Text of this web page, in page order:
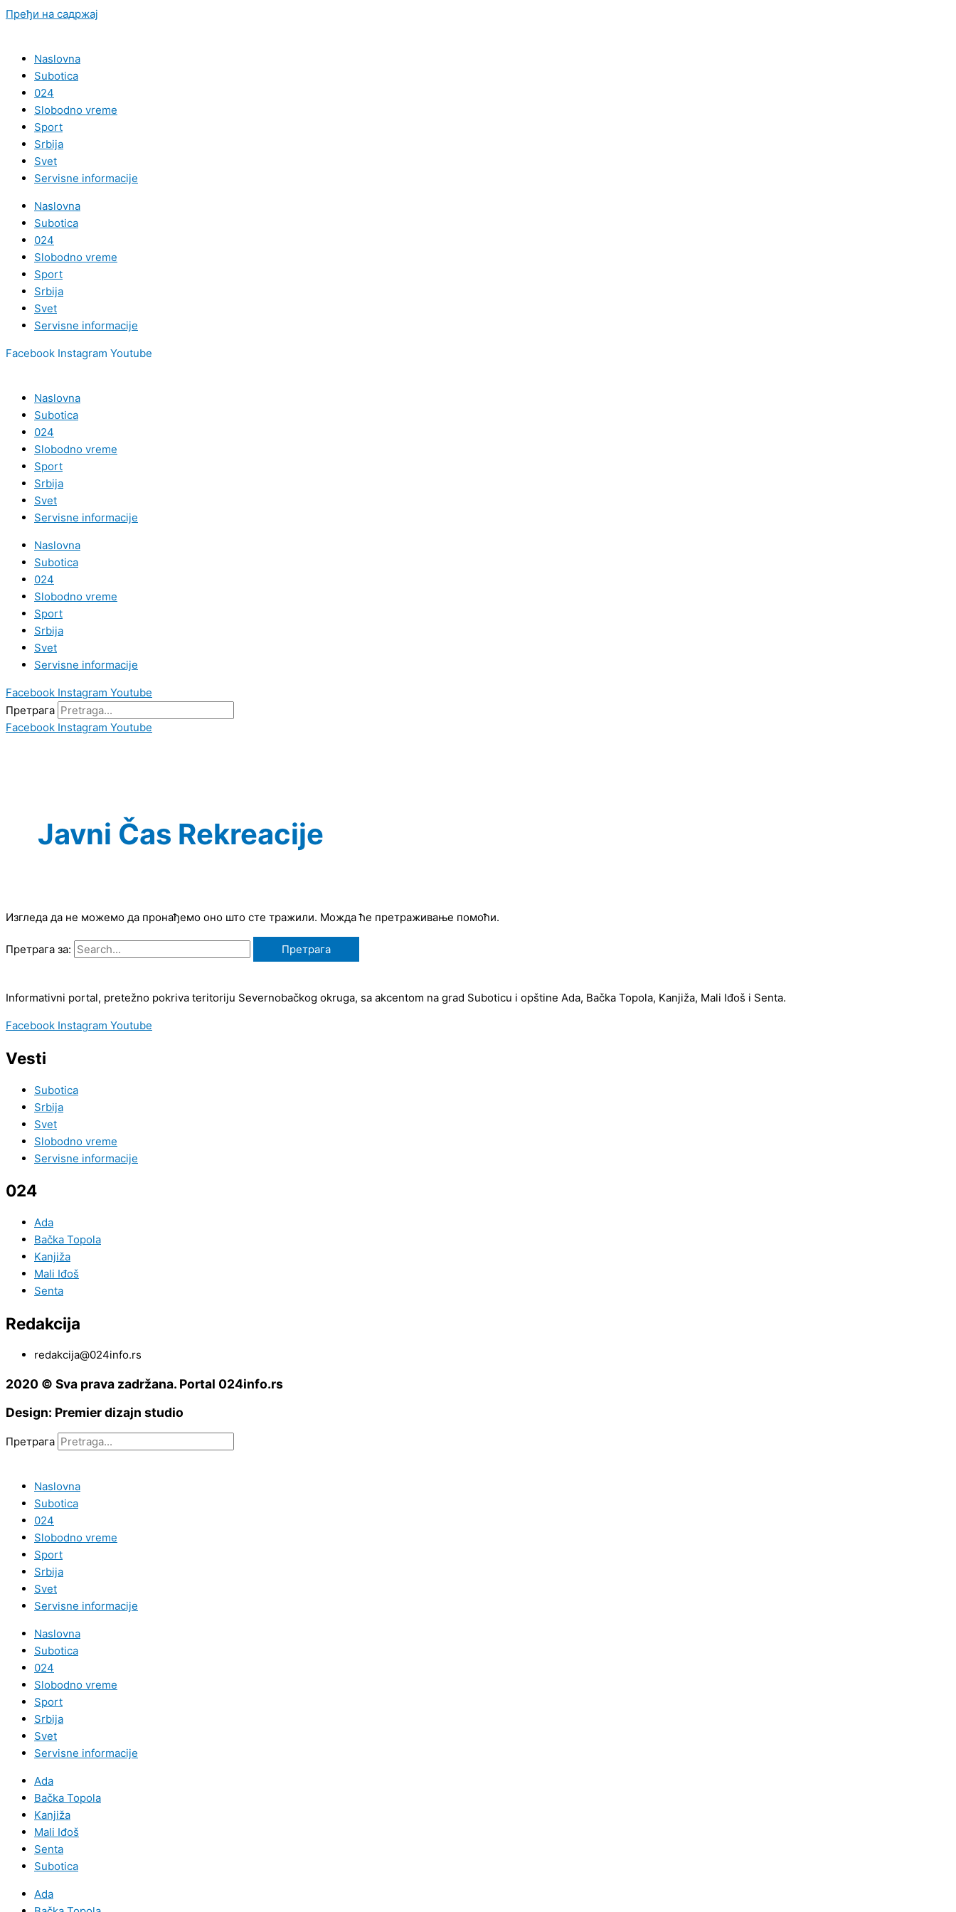
Пређи на садржај
Naslovna
Subotica
024
Slobodno vreme
Sport
Srbija
Svet
Servisne informacije
Naslovna
Subotica
024
Slobodno vreme
Sport
Srbija
Svet
Servisne informacije
Facebook Instagram Youtube
Naslovna
Subotica
024
Slobodno vreme
Sport
Srbija
Svet
Servisne informacije
Naslovna
Subotica
024
Slobodno vreme
Sport
Srbija
Svet
Servisne informacije
Facebook Instagram Youtube
Претрага
Facebook Instagram Youtube
Javni Čas Rekreacije
Изгледа да не можемо да пронађемо оно што сте тражили. Можда ће претраживање помоћи.
Претрага за:
Informativni portal, pretežno pokriva teritoriju Severnobačkog okruga, sa akcentom na grad Suboticu i opštine Ada, Bačka Topola, Kanjiža, Mali Iđoš i Senta.
Facebook Instagram Youtube
Vesti
Subotica
Srbija
Svet
Slobodno vreme
Servisne informacije
024
Ada
Bačka Topola
Kanjiža
Mali Iđoš
Senta
Redakcija
redakcija@024info.rs
2020 © Sva prava zadržana. Portal 024info.rs
Design: Premier dizajn studio
Претрага
Naslovna
Subotica
024
Slobodno vreme
Sport
Srbija
Svet
Servisne informacije
Naslovna
Subotica
024
Slobodno vreme
Sport
Srbija
Svet
Servisne informacije
Ada
Bačka Topola
Kanjiža
Mali Iđoš
Senta
Subotica
Ada